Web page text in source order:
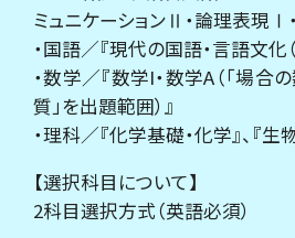
ミュニケーションⅡ・論理表現Ⅰ
・国語／『現代の国語・言語文化
・数学／『数学I・数学A（「場合
質」を出題範囲）』
・理科／『化学基礎・化学』、『生
【選択科目について】
2科目選択方式（英語必須）